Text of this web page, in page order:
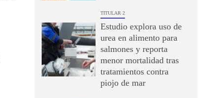
TITULAR 2
Estudio explora uso de
urea en alimento para
salmones y reporta
menor mortalidad tras
tratamientos contra
piojo de mar